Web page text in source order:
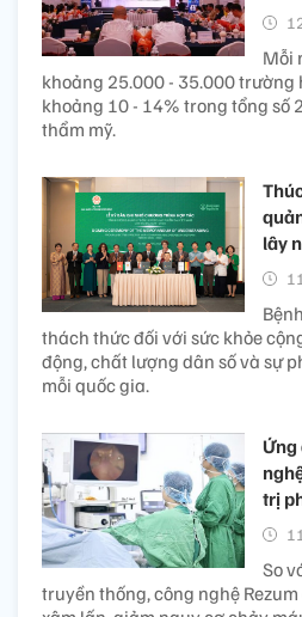
Mỗi
khoảng 25.000 - 35.000 trường
khoảng 10 - 14% trong tổng số
thẩm mỹ.
lây
thách thức đối với sức khỏe
động, chất lượng dân số và sự
mỗi quốc gia.
Ứng
trị
So
truyền thống, công nghệ